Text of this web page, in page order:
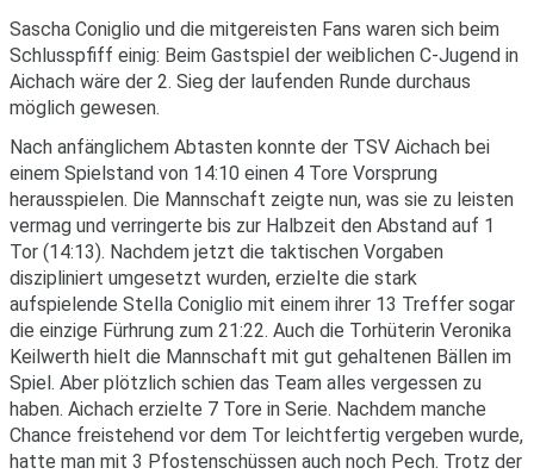
Sascha Coniglio und die mitgereisten Fans waren sich beim
Schlusspfiff einig: Beim Gastspiel der weiblichen C-Jugend in
Aichach wäre der 2. Sieg der laufenden Runde durchaus
möglich gewesen.
Nach anfänglichem Abtasten konnte der TSV Aichach bei
einem Spielstand von 14:10 einen 4 Tore Vorsprung
herausspielen. Die Mannschaft zeigte nun, was sie zu leisten
vermag und verringerte bis zur Halbzeit den Abstand auf 1
Tor (14:13). Nachdem jetzt die taktischen Vorgaben
diszipliniert umgesetzt wurden, erzielte die stark
aufspielende Stella Coniglio mit einem ihrer 13 Treffer sogar
die einzige Fürhrung zum 21:22. Auch die Torhüterin Veronika
Keilwerth hielt die Mannschaft mit gut gehaltenen Bällen im
Spiel. Aber plötzlich schien das Team alles vergessen zu
haben. Aichach erzielte 7 Tore in Serie. Nachdem manche
Chance freistehend vor dem Tor leichtfertig vergeben wurde,
hatte man mit 3 Pfostenschüssen auch noch Pech. Trotz der